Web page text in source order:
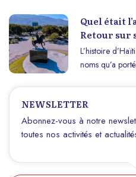
sites
Macaya et le
qui témoignent
Toutefois, ces
diverse, trouve
artisanat et ses
vaudou. Malgré
véritable
Quel était
Retour sur
L’histoire
noms qu’a
appellations
autochtones à
anciens noms
NEWSLETTER
Abonnez-vous à notre
toutes nos activités et